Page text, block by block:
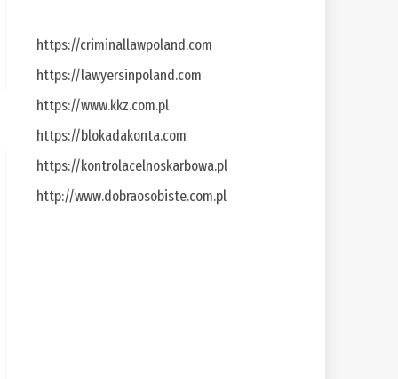
https://criminallawpoland.com
https://lawyersinpoland.com
https://www.kkz.com.pl
https://blokadakonta.com
https://kontrolacelnoskarbowa.pl
http://www.dobraosobiste.com.pl